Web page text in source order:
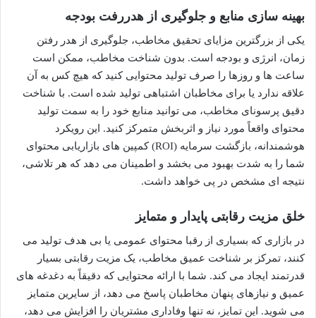
بهینه سازی منابع و جلوگیری از هدررفت بودجه
یکی از بزرگترین مزایای تحقیق مخاطب، جلوگیری از هدر رفتن
زمان، انرژی و بودجه است. بدون شناخت مخاطب، ممکن است
ساعت ها و روزها را صرف تولید محتوایی کنید که هیچ کس به آن
علاقه ندارد یا برای مخاطبان اشتباهی تولید شده است. با شناخت
دقیق پرسونای مخاطب، می توانید منابع خود را به سمت تولید
محتوای واقعاً مورد نیاز و اثربخش متمرکز کنید. این رویکرد
هوشمندانه، بازگشت سرمایه (ROI) کمپین های بازاریابی محتوای
شما را به شدت بهبود می بخشد و اطمینان می دهد که هر تلاشی،
نتیجه ای مشخص در پی خواهد داشت.
خلق مزیت رقابتی پایدار و متمایز
در بازاری که بسیاری از رقبا محتوای عمومی یا بی هدف تولید می
کنند، تمرکز بر شناخت عمیق مخاطب، یک مزیت رقابتی بسیار
قدرتمند ایجاد می کند. شما با ارائه محتوایی که دقیقاً به دغدغه های
عمیق و نیازهای پنهان مخاطبان پاسخ می دهد، از سایرین متمایز
می شوید. این تمایز، نه تنها وفاداری مشتریان را افزایش می دهد،